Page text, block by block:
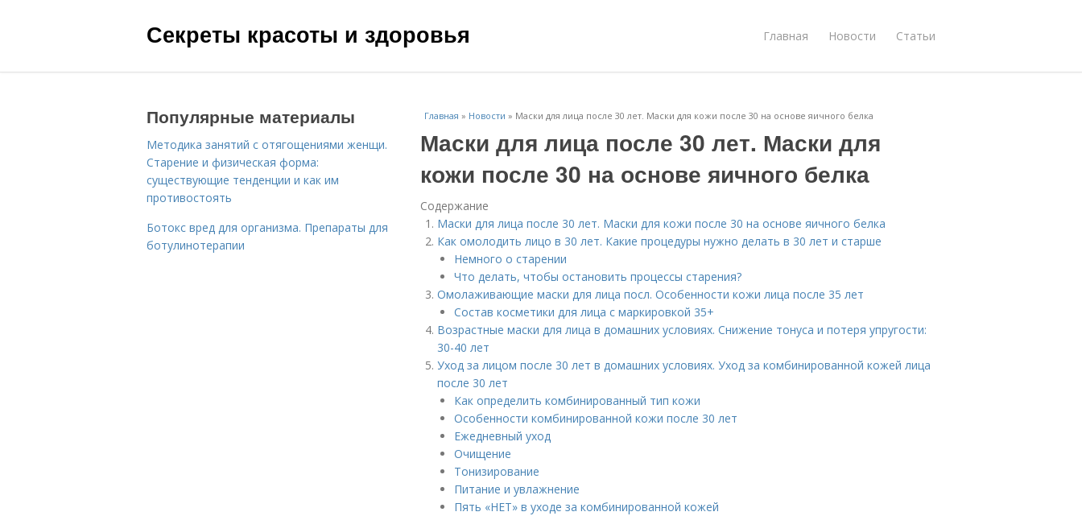
Секреты красоты и здоровья Главная Новости Статьи
Главная » Новости » Маски для лица после 30 лет. Маски для кожи после 30 на основе яичного белка
Маски для лица после 30 лет. Маски для
кожи после 30 на основе яичного белка
Содержание
Маски для лица после 30 лет. Маски для кожи после 30 на основе яичного белка
Как омолодить лицо в 30 лет. Какие процедуры нужно делать в 30 лет и старше
Немного о старении
Что делать, чтобы остановить процессы старения?
Омолаживающие маски для лица посл. Особенности кожи лица после 35 лет
Состав косметики для лица с маркировкой 35+
Возрастные маски для лица в домашних условиях. Снижение тонуса и потеря упругости:
30-40 лет
Уход за лицом после 30 лет в домашних условиях. Уход за комбинированной кожей лица
после 30 лет
Как определить комбинированный тип кожи
Особенности комбинированной кожи после 30 лет
Ежедневный уход
Очищение
Тонизирование
Питание и увлажнение
Пять «НЕТ» в уходе за комбинированной кожей
Популярные материалы
Методика занятий с отягощениями женщи.
Старение и физическая форма:
существующие тенденции и как им
противостоять
Ботокс вред для организма. Препараты для
ботулинотерапии